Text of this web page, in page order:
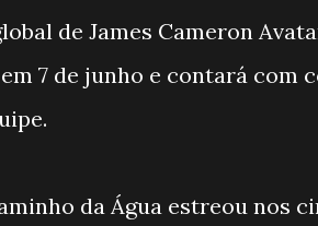
de James Cameron
7 de junho e contará com
da Água estreou nos